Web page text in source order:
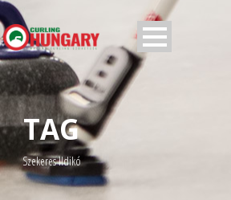
TAG
Szekeres Ildikó